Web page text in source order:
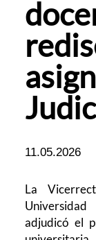
11.05.2026
La
adjudicó el